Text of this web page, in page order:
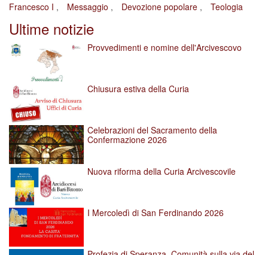
Francesco I Messaggio Devozione popolare Teologia
Ultime notizie
Provvedimenti e nomine dell'Arcivescovo
Chiusura estiva della Curia
Celebrazioni del Sacramento della
Confermazione 2026
Nuova riforma della Curia Arcivescovile
I Mercoledì di San Ferdinando 2026